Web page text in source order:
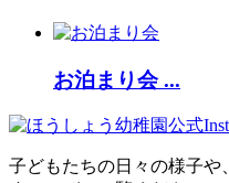
お泊まり会 ...
子どもたちの日々の様子や